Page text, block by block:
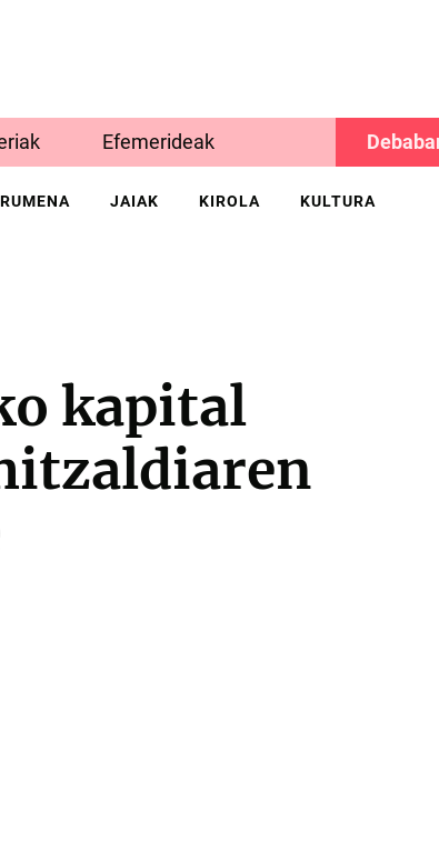
Efemerideak
JAIAK KIROLA KULTURA
kapital